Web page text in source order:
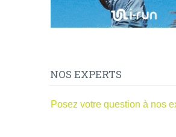
NOS EXPERTS
Posez votre question à nos